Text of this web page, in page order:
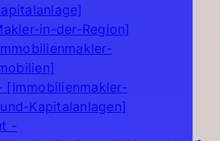
in-der-Region]
[Immobilienmakler-
Kapitalanlagen]
-